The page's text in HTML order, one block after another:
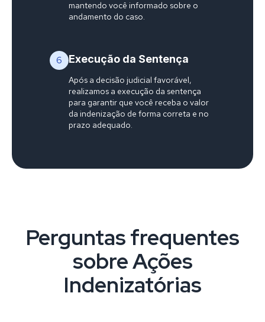
mantendo você informado sobre o
andamento do caso.
6 Execução da Sentença
Após a decisão judicial favorável,
realizamos a execução da sentença
para garantir que você receba o valor
da indenização de forma correta e no
prazo adequado.
Perguntas frequentes
sobre Ações
Indenizatórias